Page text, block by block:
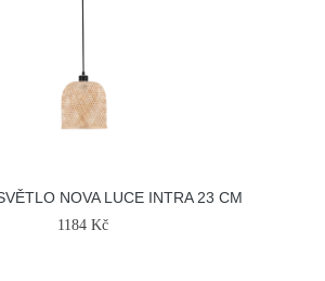
NOVA LUCE INTRA 23 CM
1184 Kč